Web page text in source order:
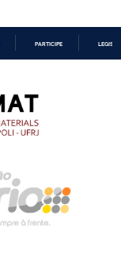
PARTICIPE